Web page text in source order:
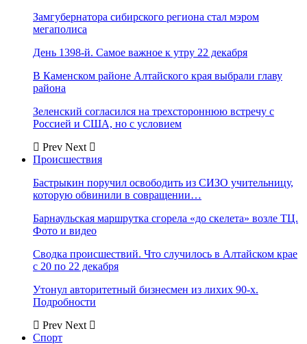
Замгубернатора сибирского региона стал мэром
мегаполиса
День 1398-й. Самое важное к утру 22 декабря
В Каменском районе Алтайского края выбрали главу
района
Зеленский согласился на трехстороннюю встречу с
Россией и США, но с условием
Prev Next
Происшествия
Бастрыкин поручил освободить из СИЗО учительницу,
которую обвинили в совращении…
Барнаульская маршрутка сгорела «до скелета» возле ТЦ.
Фото и видео
Сводка происшествий. Что случилось в Алтайском крае
с 20 по 22 декабря
Утонул авторитетный бизнесмен из лихих 90-х.
Подробности
Prev Next
Спорт